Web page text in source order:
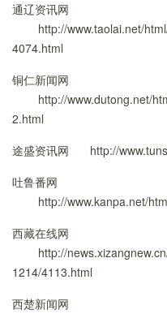
通辽资讯网
http://www.taolai.net/
4074.html
铜仁新闻网
http://www.dutong.net/
2.html
途盛资讯网
http://
吐鲁番网
http://www.kanpa.net/
西藏在线网
http://
1214/4113.html
西楚新闻网